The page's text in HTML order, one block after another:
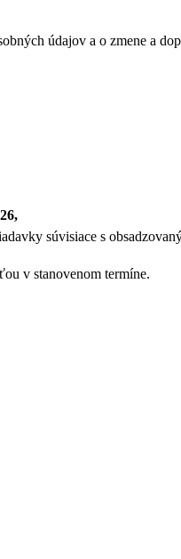
údajov a o zmene a
súvisiace s
v stanovenom termíne.